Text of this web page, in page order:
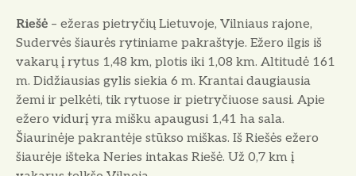
Riešė – ežeras pietryčių Lietuvoje, Vilniaus rajone,
Sudervės šiaurės rytiniame pakraštyje. Ežero ilgis iš
vakarų į rytus 1,48 km, plotis iki 1,08 km. Altitudė 161
m. Didžiausias gylis siekia 6 m. Krantai daugiausia
žemi ir pelkėti, tik rytuose ir pietryčiuose sausi. Apie
ežero vidurį yra mišku apaugusi 1,41 ha sala.
Šiaurinėje pakrantėje stūkso miškas. Iš Riešės ežero
šiaurėje išteka Neries intakas Riešė. Už 0,7 km į